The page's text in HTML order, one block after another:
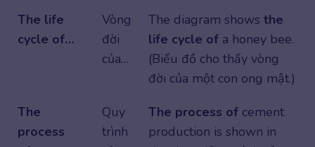
The life
cycle of…
Vòng
đời
của…
The diagram shows the
life cycle of a honey bee.
(Biểu đồ cho thấy vòng
đời của một con ong mật.)
The
process
Quy
trình
The process of cement
production is shown in